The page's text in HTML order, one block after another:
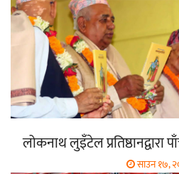
लोकनाथ लुइँटेल प्रतिष्ठानद्वारा
साउन १७,